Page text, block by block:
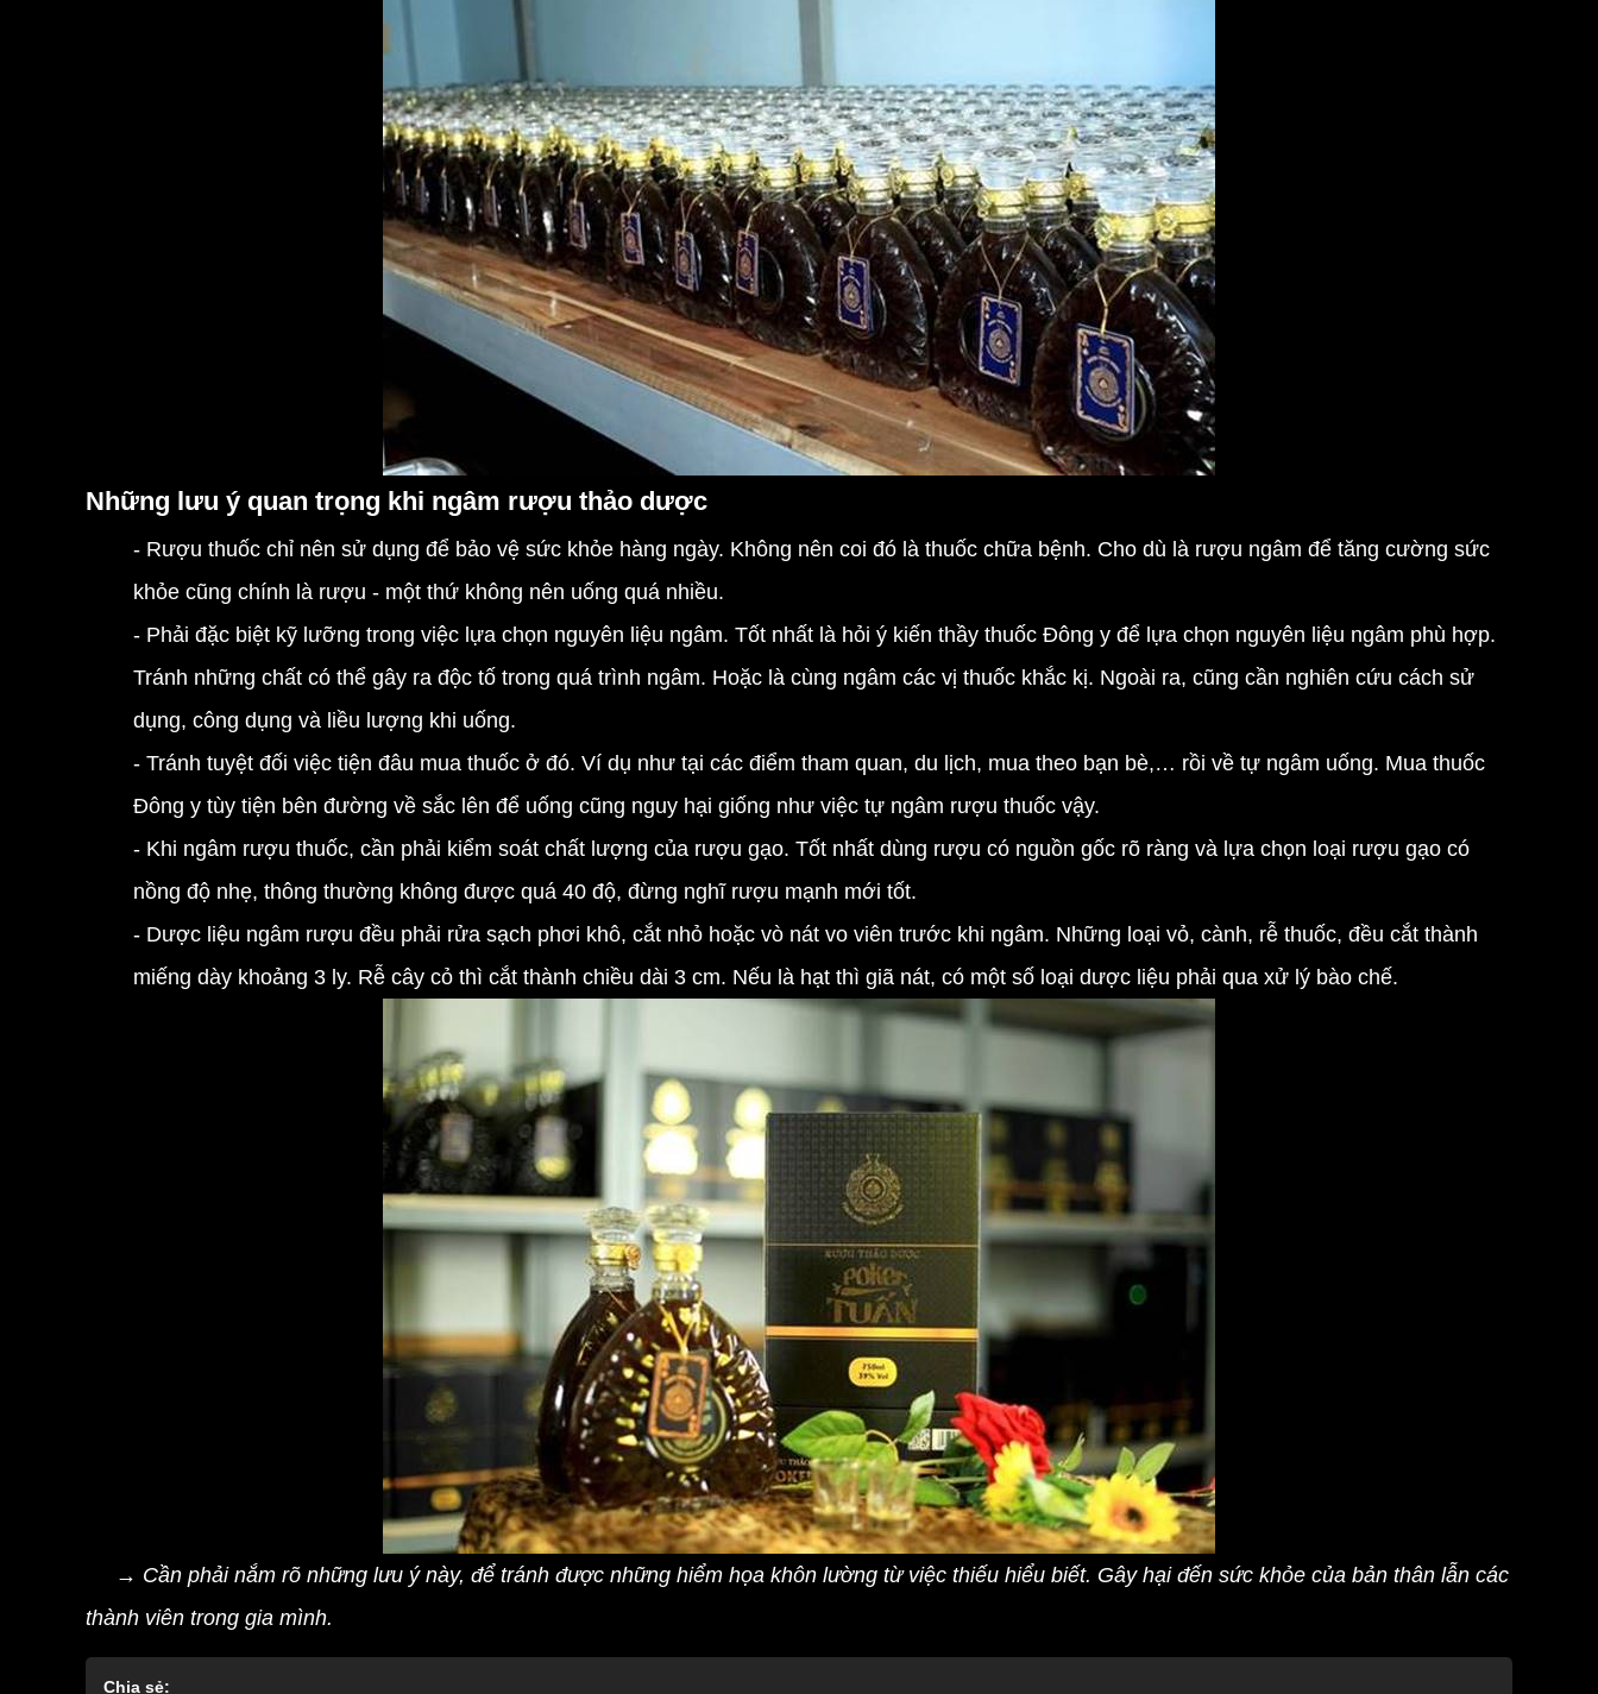
Những lưu ý quan trọng khi ngâm rượu thảo dược
- Rượu thuốc chỉ nên sử dụng để bảo vệ sức khỏe hàng ngày. Không nên coi đó là thuốc chữa bệnh. Cho dù là rượu ngâm để tăng cường sức
khỏe cũng chính là rượu - một thứ không nên uống quá nhiều.
- Phải đặc biệt kỹ lưỡng trong việc lựa chọn nguyên liệu ngâm. Tốt nhất là hỏi ý kiến thầy thuốc Đông y để lựa chọn nguyên liệu ngâm phù hợp.
Tránh những chất có thể gây ra độc tố trong quá trình ngâm. Hoặc là cùng ngâm các vị thuốc khắc kị. Ngoài ra, cũng cần nghiên cứu cách sử
dụng, công dụng và liều lượng khi uống.
- Tránh tuyệt đối việc tiện đâu mua thuốc ở đó. Ví dụ như tại các điểm tham quan, du lịch, mua theo bạn bè,… rồi về tự ngâm uống. Mua thuốc
Đông y tùy tiện bên đường về sắc lên để uống cũng nguy hại giống như việc tự ngâm rượu thuốc vậy.
- Khi ngâm rượu thuốc, cần phải kiểm soát chất lượng của rượu gạo. Tốt nhất dùng rượu có nguồn gốc rõ ràng và lựa chọn loại rượu gạo có
nồng độ nhẹ, thông thường không được quá 40 độ, đừng nghĩ rượu mạnh mới tốt.
- Dược liệu ngâm rượu đều phải rửa sạch phơi khô, cắt nhỏ hoặc vò nát vo viên trước khi ngâm. Những loại vỏ, cành, rễ thuốc, đều cắt thành
miếng dày khoảng 3 ly. Rễ cây cỏ thì cắt thành chiều dài 3 cm. Nếu là hạt thì giã nát, có một số loại dược liệu phải qua xử lý bào chế.
→ Cần phải nắm rõ những lưu ý này, để tránh được những hiểm họa khôn lường từ việc thiếu hiểu biết. Gây hại đến sức khỏe của bản thân lẫn các
thành viên trong gia mình.
Chia sẻ: